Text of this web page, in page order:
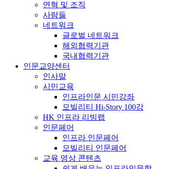
연혁 및 조직
사람들
네트워크
글로벌 네트워크
해외협력기관
국내협력기관
인문교양센터
인사말
시민교육
인프라인문 시민강좌
모빌리티 Hi-Story 100강
HK 인프라 리빙랩
인문페어
인프라 인문페어
모빌리티 인문페어
교육 영상 콘텐츠